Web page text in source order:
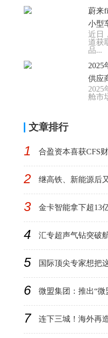
蔚来
小型
近日
道获
品...
2025
供应
2025
舱市
文章排行
1 合盈资本喜获CFS
2 继高铁、新能源后
3 金卡智能拿下超13
4 汇专超声气钻突破
5 国际顶尖专家想把
6 微盟集团：推出“微
7 连下三城！海外再